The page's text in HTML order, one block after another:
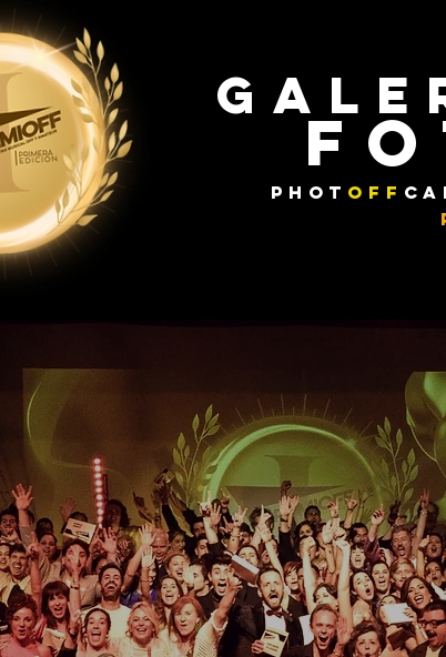
PHOT OFF